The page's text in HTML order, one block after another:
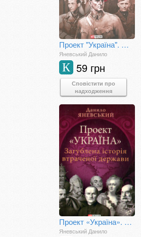
Проект "Україна". Жертва УПА, місія Романа Шухевича
Яневський Данило
59 грн
К
Сповістити про
надходження
Проект «Україна». Загублена історія втраченої держави
Яневський Данило